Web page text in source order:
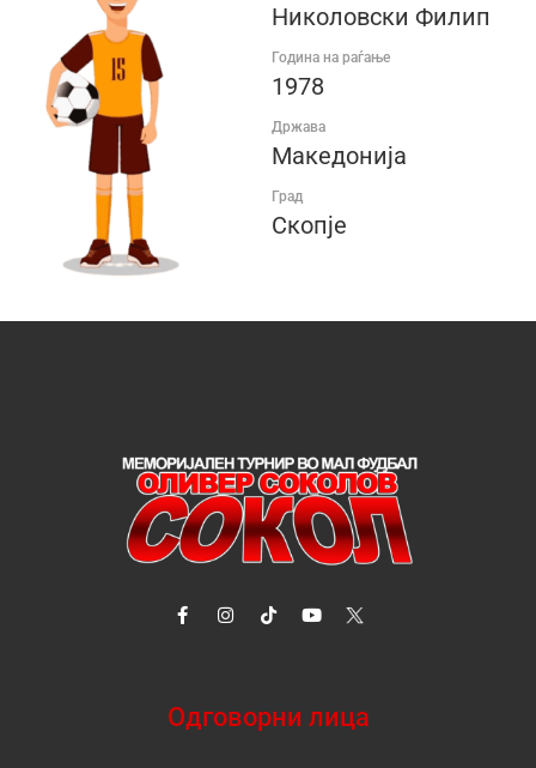
Николовски Филип
Година на раѓање
1978
Држава
Македонија
Град
Скопје
Одговорни лица